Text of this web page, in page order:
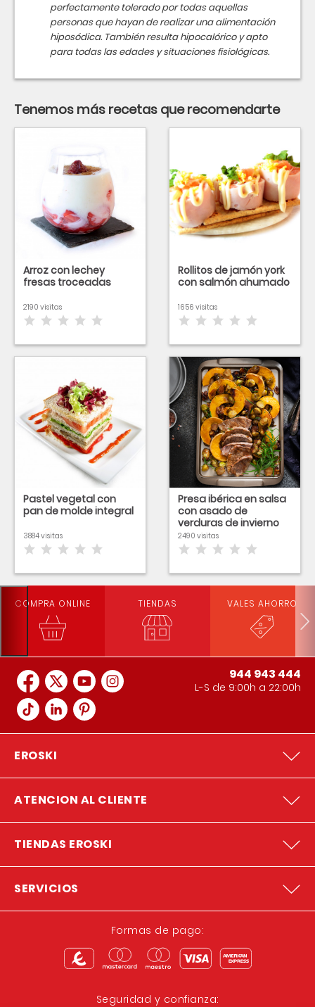
perfectamente tolerado por todas aquellas
personas que hayan de realizar una alimentación
hiposódica. También resulta hipocalórico y apto
para todas las edades y situaciones fisiológicas.
Tenemos más recetas que recomendarte
Arroz con lechey
fresas troceadas
2190 visitas
Rollitos de jamón york
con salmón ahumado
1656 visitas
Pastel vegetal con
pan de molde integral
3884 visitas
Presa ibérica en salsa
con asado de
verduras de invierno
2490 visitas
COMPRA ONLINE TIENDAS VALES AHORRO
944 943 444
L-S de 9:00h a 22:00h
EROSKI
ATENCION AL CLIENTE
TIENDAS EROSKI
SERVICIOS
Formas de pago:
Seguridad y confianza: